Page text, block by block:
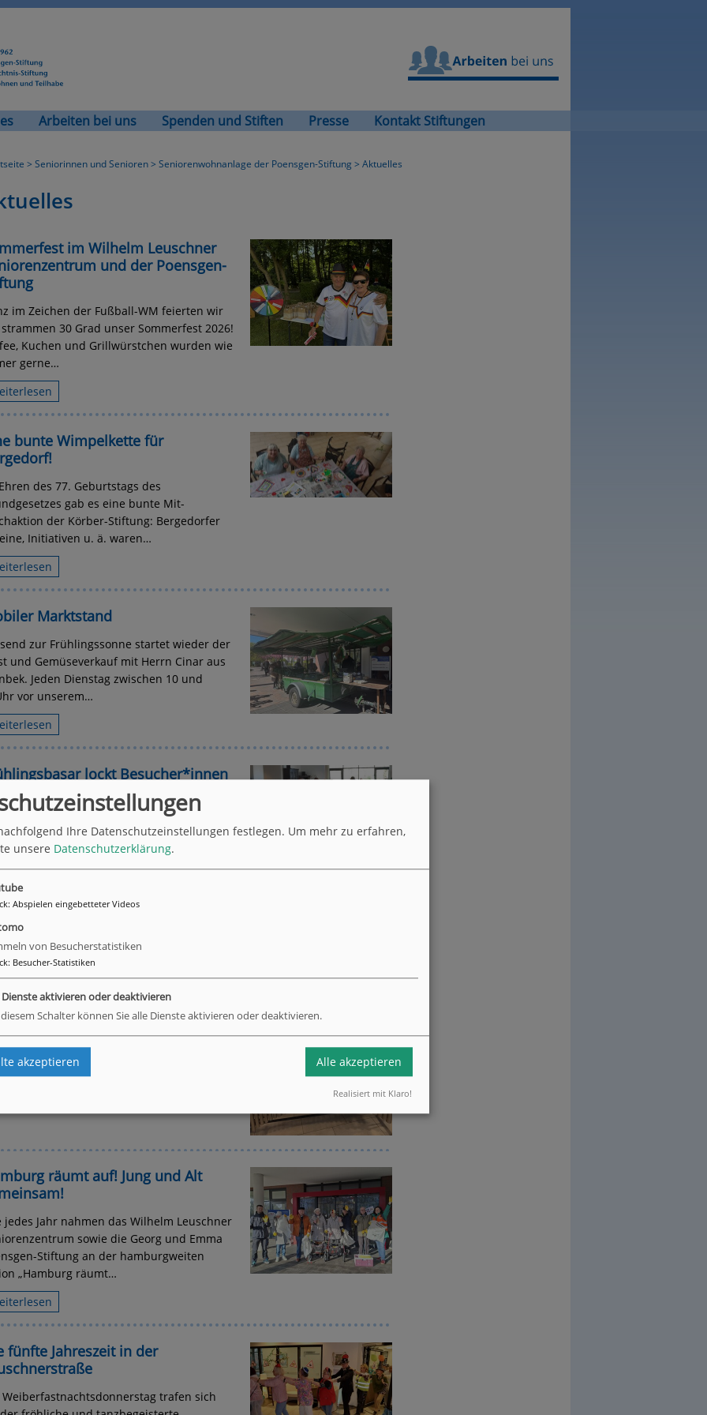
Arbeiten bei uns
Arbeiten bei uns Spenden und Stiften Presse Kontakt Stiftungen
> Seniorinnen und Senioren> Seniorenwohnanlage der Poensgen-Stiftung > Aktuelles
im Wilhelm Leuschner
und der Poensgen-
im Zeichen der Fußball-WM feierten wir
30 Grad unser Sommerfest 2026!
Kuchen und Grillwürstchen wurden wie
gerne…
bunte Wimpelkette für
des 77. Geburtstags des
gab es eine bunte Mit-
der Körber-Stiftung: Bergedorfer
Initiativen u. ä. waren…
Marktstand
zur Frühlingssonne startet wieder der
und Gemüseverkauf mit Herrn Cinar aus
Jeden Dienstag zwischen 10 und
vor unserem…
lockt Besucher*innen
vor dem Osterfest stand für die
des Wilhelm Leuschner
und der Georg und Emma
Stiftung der Frühlingsbasar…
Duo – Klassik mal anders
Donnerstag, den 20.03.2026 wurden große
aufgebaut. Das Mallet Duo hat den
des Wilhelm-Leuschner-
und der…
räumt auf! Jung und Alt
jedes Jahr nahmen das Wilhelm Leuschner
sowie die Georg und Emma
Stiftung an der hamburgweiten
„Hamburg räumt…
fünfte Jahreszeit in der
Weiberfastnachtsdonnerstag trafen sich
Ihre Datenschutzeinstellungen festlegen. Um mehr zu erfahren,
unsere Datenschutzerklärung.
: Abspielen eingebetteter Videos
von Besucherstatistiken
: Besucher-Statistiken
Dienste aktivieren oder deaktivieren
Schalter können Sie alle Dienste aktivieren oder deaktivieren.
akzeptieren Alle akzeptieren
Realisiert mit Klaro!